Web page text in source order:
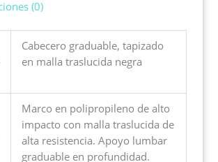
(0)
Cabecero graduable, tapizado
en malla traslucida negra
Marco en polipropileno de alto
impacto con malla traslucida de
alta resistencia. Apoyo lumbar
graduable en profundidad.